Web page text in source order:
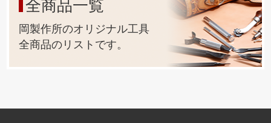
全商品一覧
岡製作所のオリジナル工具
全商品のリストです。